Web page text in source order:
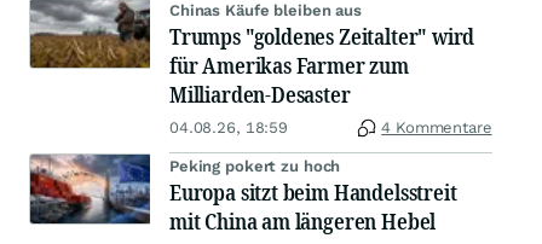
Chinas Käufe bleiben aus
Trumps "goldenes Zeitalter" wird
für Amerikas Farmer zum
Milliarden-Desaster
04.08.26, 18:59 4 Kommentare
Peking pokert zu hoch
Europa sitzt beim Handelsstreit
mit China am längeren Hebel